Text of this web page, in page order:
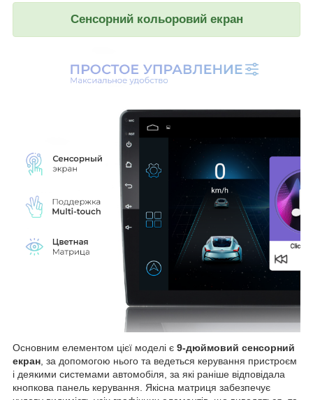
Сенсорний кольоровий екран
Основним елементом цієї моделі є 9-дюймовий сенсорний
екран, за допомогою нього та ведеться керування пристроєм
і деякими системами автомобіля, за які раніше відповідала
кнопкова панель керування. Якісна матриця забезпечує